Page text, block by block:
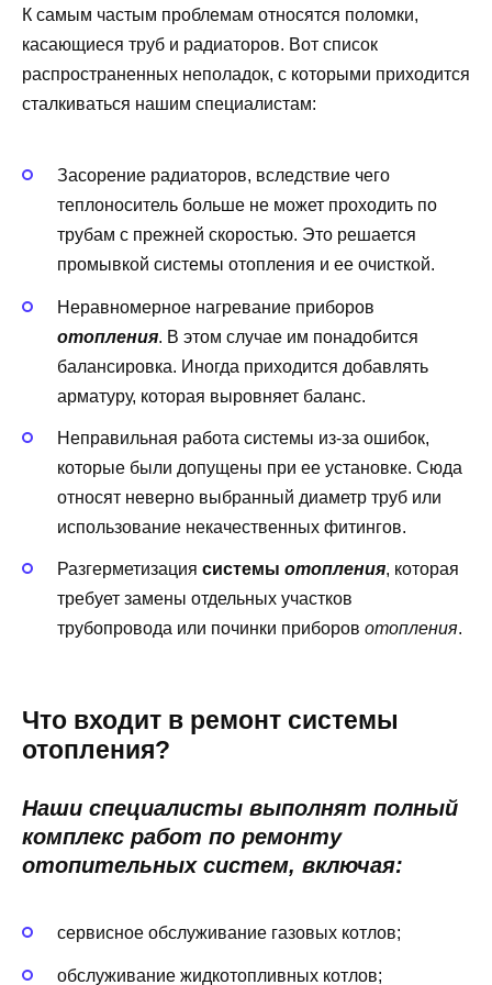
К самым частым проблемам относятся поломки,
касающиеся труб и радиаторов. Вот список
распространенных неполадок, с которыми приходится
сталкиваться нашим специалистам:
Засорение радиаторов, вследствие чего
теплоноситель больше не может проходить по
трубам с прежней скоростью. Это решается
промывкой системы отопления и ее очисткой.
Неравномерное нагревание приборов
отопления. В этом случае им понадобится
балансировка. Иногда приходится добавлять
арматуру, которая выровняет баланс.
Неправильная работа системы из-за ошибок,
которые были допущены при ее установке. Сюда
относят неверно выбранный диаметр труб или
использование некачественных фитингов.
Разгерметизация системы отопления, которая
требует замены отдельных участков
трубопровода или починки приборов отопления.
Что входит в ремонт системы
отопления?
Наши специалисты выполнят полный
комплекс работ по ремонту
отопительных систем, включая:
сервисное обслуживание газовых котлов;
обслуживание жидкотопливных котлов;